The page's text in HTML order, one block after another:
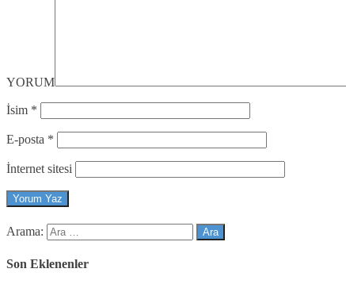
YORUM
İsim *
E-posta *
İnternet sitesi
Arama:
Son Eklenenler